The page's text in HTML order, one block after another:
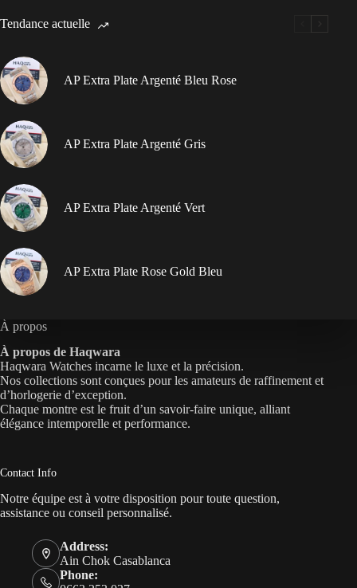
Tendance actuelle
AP Extra Plate Argenté Bleu Rose
AP Extra Plate Argenté Gris
AP Extra Plate Argenté Vert
AP Extra Plate Rose Gold Bleu
À propos
À propos de Haqwara
Haqwara Watches incarne le luxe et la précision.
Nos collections sont conçues pour les amateurs de raffinement et
d’horlogerie d’exception.
Chaque montre est le fruit d’un savoir-faire unique, alliant
élégance intemporelle et performance.
Contact Info
Notre équipe est à votre disposition pour toute question,
assistance ou conseil personnalisé.
Address:
Ain Chok Casablanca
Phone: